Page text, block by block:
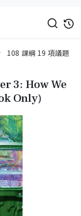
108 課綱 19 項議題
3: How We
Only)